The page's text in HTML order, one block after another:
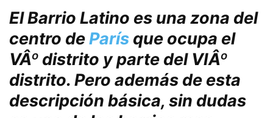
El Barrio Latino es una zona del
centro deParí­s que ocupa el
VÂº distrito y parte del VIÂº
distrito. Pero además de esta
descripción básica, sin dudas